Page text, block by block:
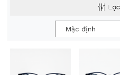
Lọc
Mặc định